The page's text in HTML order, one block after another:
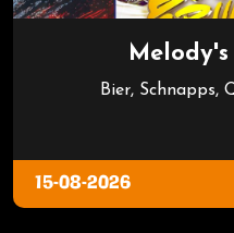
Bier, Schnapps,
15-08-2026